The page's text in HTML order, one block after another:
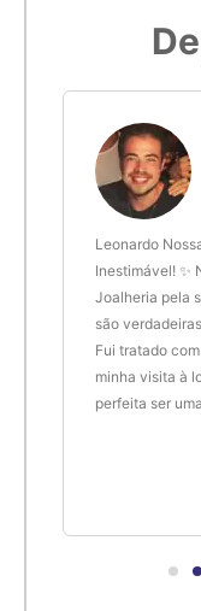
6cm
6,1cm
6,2cm
6,3cm
6,4cm
Leonardo
Inestimável! ✨
Joalheria pela
são
Fui tratado
minha visita à
perfeita ser